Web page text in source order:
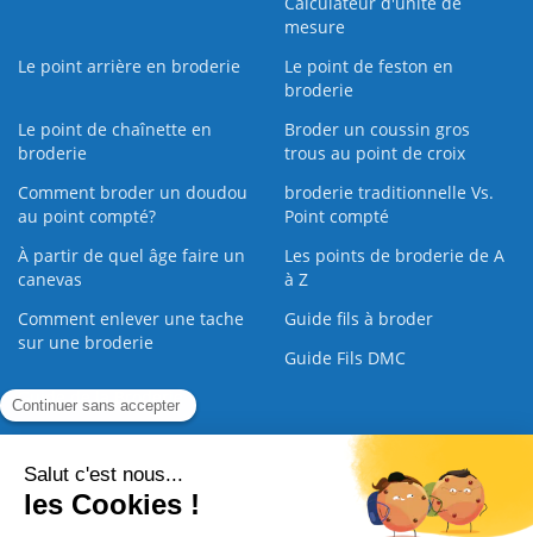
mesure
Le point arrière en broderie
Le point de feston en
broderie
Le point de chaînette en
broderie
Broder un coussin gros
trous au point de croix
Comment broder un doudou
au point compté?
broderie traditionnelle Vs.
Point compté
À partir de quel âge faire un
canevas
Les points de broderie de A
à Z
Comment enlever une tache
sur une broderie
Guide fils à broder
Guide Fils DMC
Guide de la Broderie
Nous contacter |